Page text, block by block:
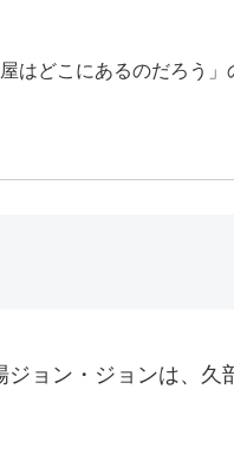
はどこにあるのだろう
ョン・ジョンは、久